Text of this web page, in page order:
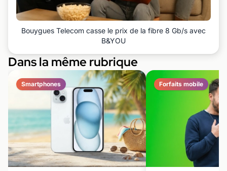
Bouygues Telecom casse le prix de la fibre 8 Gb/s avec
B&YOU
Dans la même rubrique
Smartphones Forfaits mobile